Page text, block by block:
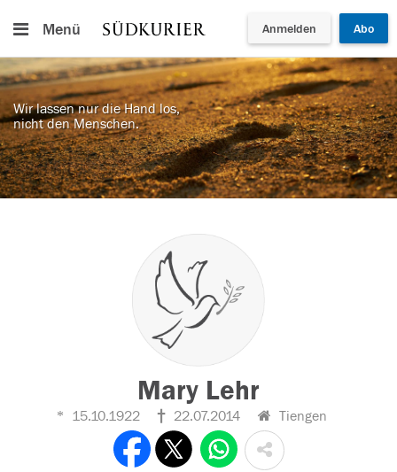
Menü Anmelden Abo
Wir lassen nur die Hand los,
nicht den Menschen.
Mary Lehr
15.10.1922 22.07.2014 Tiengen